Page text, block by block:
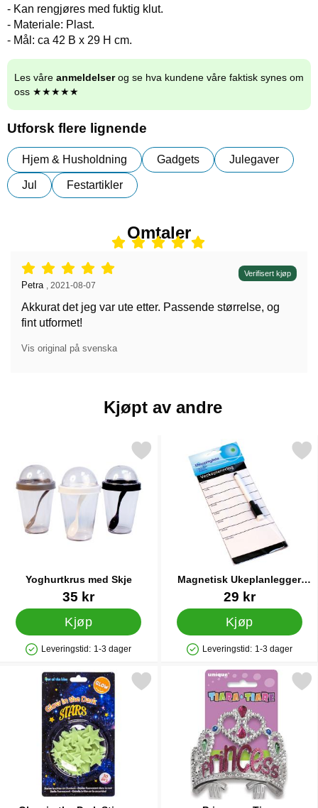
- Kan rengjøres med fuktig klut.
- Materiale: Plast.
- Mål: ca 42 B x 29 H cm.
Les våre anmeldelserog se hva kundene våre faktisk synes om
oss ★★★★★
Utforsk flere lignende
Hjem & Husholdning Gadgets Julegaver
Jul Festartikler
Omtaler
Vurdering: 5 stjerne av 5, Verifisert kjøp
Anmeldelse av:
Petra 2021-08-07
Akkurat det jeg var ute etter. Passende størrelse, og
fint utformet!
Vis original på svenska
Kjøpt av andre
Yoghurtkrus med Skje
Varenummer 44975
35 kr
Kjøp
Produkttilgjengelighet: På lager
Leveringstid: 1-3 dager
Merk yoghurtkrus med Skje som favoritt
Magnetisk Ukeplanlegger
Liten
Varenummer 41258
29 kr
Kjøp
Produkttilgjengelighet: På lager
Leveringstid: 1-3 dager
Merk magnetisk
Merk glow in the Dark Stjerner som favorittMerk prinsesse